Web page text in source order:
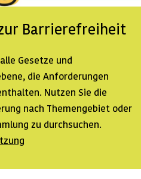
Barrierefreiheit
Gesetze und
die Anforderungen
Nutzen Sie die
nach Themengebiet oder
zu durchsuchen.